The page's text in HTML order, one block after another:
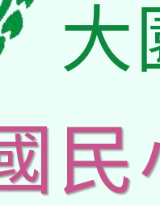
大
民